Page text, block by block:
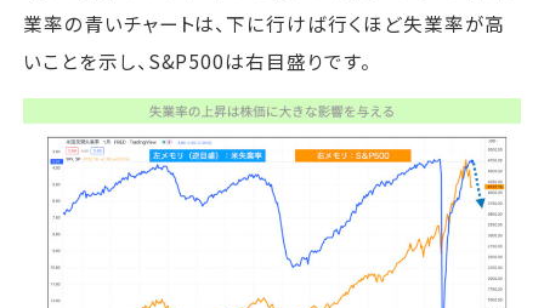
業率の青いチャートは、下に行けば行くほど失業率が高
いことを示し、S&P500は右目盛りです。